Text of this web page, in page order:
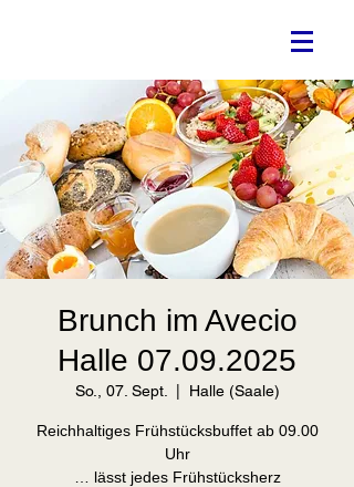
Brunch im Avecio
Halle 07.09.2025
So., 07. Sept. Halle (Saale)
Reichhaltiges Frühstücksbuffet ab 09.00
Uhr
… lässt jedes Frühstücksherz